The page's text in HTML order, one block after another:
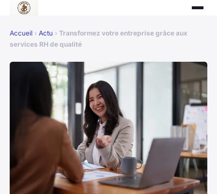
Accueil › Actu › Transformez votre entreprise grâce aux
services RH de qualité